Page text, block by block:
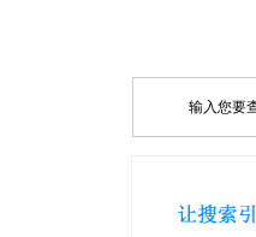
输入您要